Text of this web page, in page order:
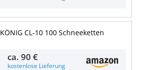
KÖNIG CL-10 100 Schneeketten
ca.90 €
kostenlose Lieferung